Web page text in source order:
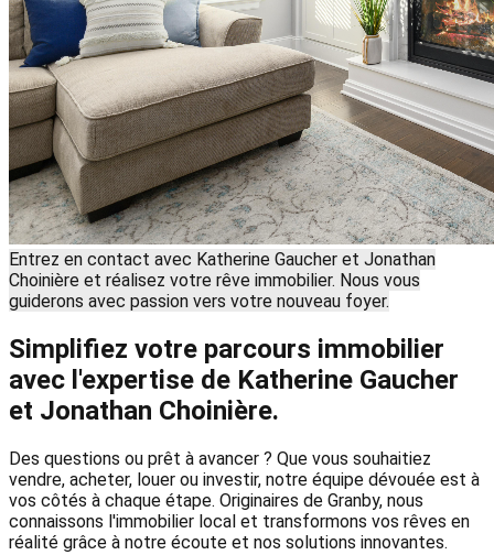
Entrez en contact avec Katherine Gaucher et Jonathan
Choinière et réalisez votre rêve immobilier. Nous vous
guiderons avec passion vers votre nouveau foyer.
Simplifiez votre parcours immobilier
avec l'expertise de Katherine Gaucher
et Jonathan Choinière.
Des questions ou prêt à avancer ? Que vous souhaitiez
vendre, acheter, louer ou investir, notre équipe dévouée est à
vos côtés à chaque étape. Originaires de Granby, nous
connaissons l'immobilier local et transformons vos rêves en
réalité grâce à notre écoute et nos solutions innovantes.